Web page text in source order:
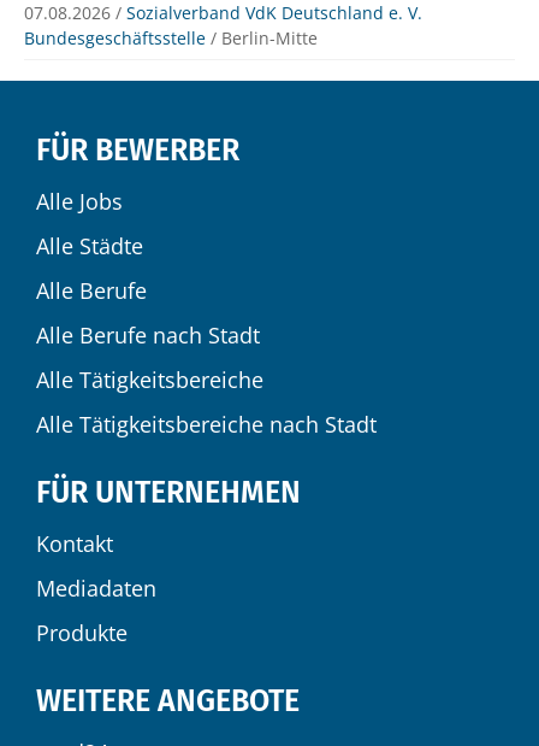
07.08.2026 / Sozialverband VdK Deutschland e. V.
Bundesgeschäftsstelle / Berlin-Mitte
FÜR BEWERBER
Alle Jobs
Alle Städte
Alle Berufe
Alle Berufe nach Stadt
Alle Tätigkeitsbereiche
Alle Tätigkeitsbereiche nach Stadt
FÜR UNTERNEHMEN
Kontakt
Mediadaten
Produkte
WEITERE ANGEBOTE